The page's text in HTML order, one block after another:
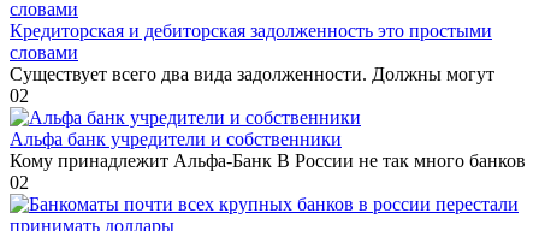
Кредиторская и дебиторская задолженность это простыми
словами
Существует всего два вида задолженности. Должны могут
02
Альфа банк учредители и собственники
Кому принадлежит Альфа-Банк В России не так много банков
02